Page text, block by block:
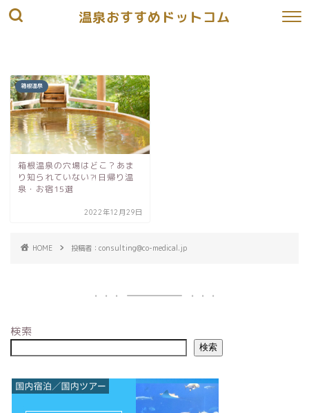
温泉おすすめドットコム
箱根温泉
箱根温泉の穴場はどこ？あま
り知られていない⁈日帰り温
泉・お宿15選
2022年12月29日
HOME 投稿者：consulting@co-medical.jp
検索
検索